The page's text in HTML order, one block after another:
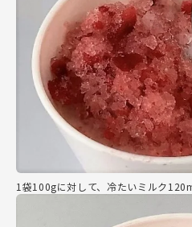
1袋100gに対して、冷たいミルク